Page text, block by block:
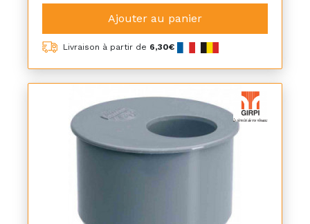
Ajouter au panier
Livraison à partir de 6,30€